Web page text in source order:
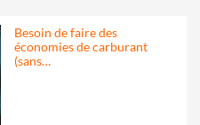
Besoin de faire des
économies de carburant
(sans…